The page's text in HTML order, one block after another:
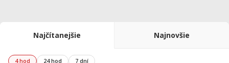
Najčítanejšie Najnovšie
4 hod 24 hod 7 dní